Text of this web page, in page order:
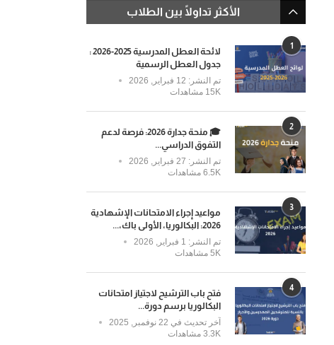
الأكثر تداولًا بين الطلاب
1
لائحة العطل المدرسية 2025-2026 :
جدول العطل الرسمية
تم النشر:
15K مشاهدات
2
🎓 منحة جدارة 2026: فرصة لدعم
التفوق الدراسي...
تم النشر:
6.5K مشاهدات
3
مواعيد إجراء الامتحانات الإشهادية
2026: البكالوريا، الأولى باك،...
تم النشر:
5K مشاهدات
4
فتح باب الترشيح لاجتياز امتحانات
البكالوريا برسم دورة...
آخر تحديث في
3.3K مشاهدات